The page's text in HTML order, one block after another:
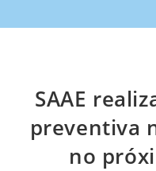
SAAE
preventiva
no